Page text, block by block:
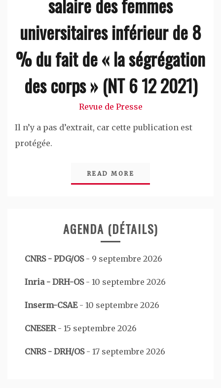
salaire des femmes
universitaires inférieur de 8
% du fait de « la ségrégation
des corps » (NT 6 12 2021)
Revue de Presse
Il n’y a pas d’extrait, car cette publication est
protégée.
READ MORE
AGENDA (DÉTAILS)
CNRS - PDG/OS- 9 septembre 2026
Inria - DRH-OS- 10 septembre 2026
Inserm-CSAE- 10 septembre 2026
CNESER- 15 septembre 2026
CNRS - DRH/OS- 17 septembre 2026